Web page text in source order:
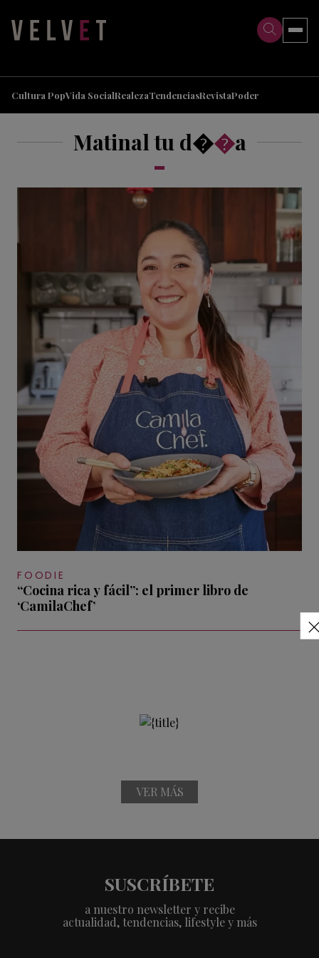
Cultura PopVida SocialRealezaTendenciasRevistaPoder
Matinal tu d��a
FOODIE
“Cocina rica y fácil”: el primer libro de
‘CamilaChef’
VER MÁS
SUSCRÍBETE
a nuestro newsletter y recibe
actualidad, tendencias, lifestyle y más